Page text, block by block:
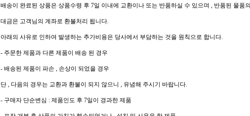
배송이 완료된 상품은 상품수령 후 7일 이내에 교환이나 또는 반품하실 수 있으며 , 반품된 물품의
대금은 고객님의 계좌로 환불처리 됩니다.
아래의 사유로 인하여 발생하는 추가비용은 당사에서 부담하는 것을 원칙으로 합니다.
- 주문한 제품과 다른 제품이 배송 된 경우
- 배송된 제품이 파손 , 손상이 되었을 경우
단 , 다음의 경우는 교환과 환불이 되지 않으니 , 유념해 주시기 바랍니다.
- 구매자 단순변심 : 제품인도 후 7일이 경과한 제품